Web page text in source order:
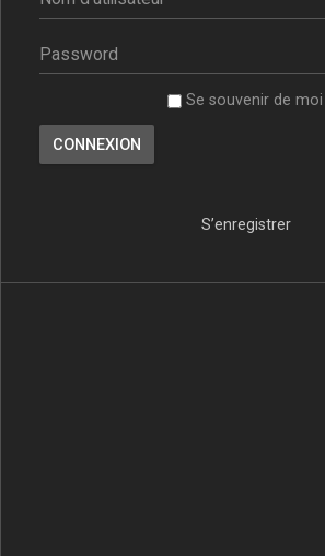
Se souvenir de moi
S’enregistrer